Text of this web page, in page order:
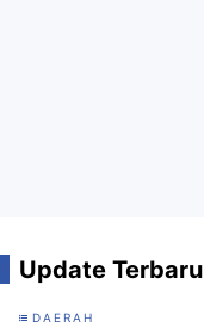
Update Terbaru
DAERAH